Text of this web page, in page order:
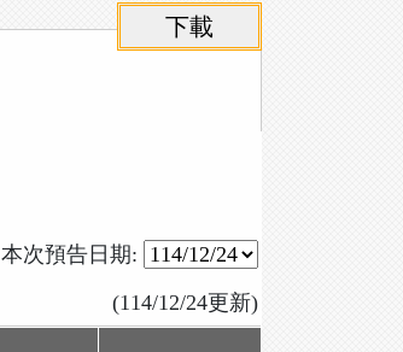
本次預告日期:
(114/12/24更新)